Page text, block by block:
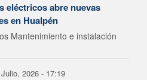
eléctricos abre nuevas
en Hualpén
Mantenimiento e instalación
2026 - 17:19